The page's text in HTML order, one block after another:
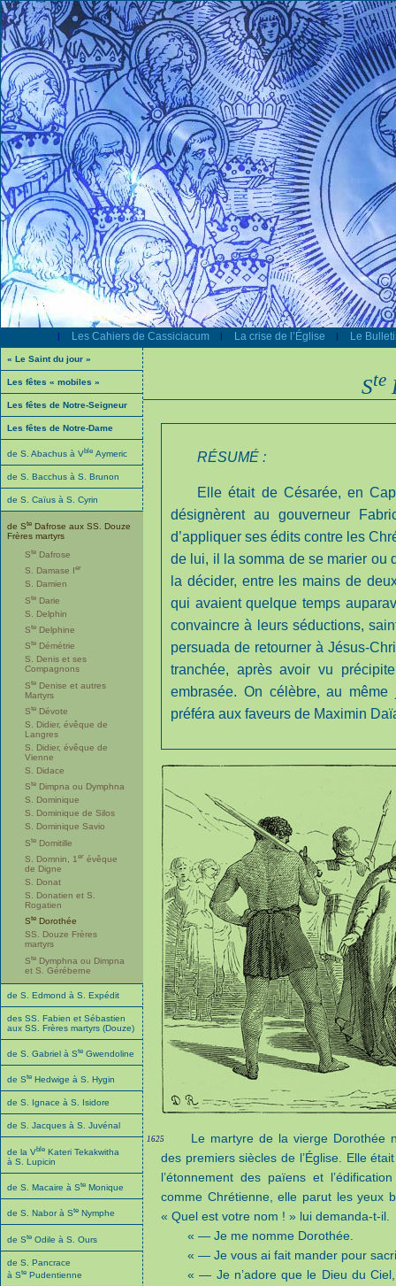
| Les Cahiers de Cassiciacum | La crise de l’Église | Le
« Le Saint du jour »
Les fêtes « mobiles »
Les fêtes de Notre-Seigneur
Les fêtes de Notre-Dame
de S. Abachus à Vble Aymeric
de S. Bacchus à S. Brunon
de S. Caïus à S. Cyrin
de Ste Dafrose aux SS. Douze
Frères martyrs
Ste Dafrose
S. Damase Ier
S. Damien
Ste Darie
S. Delphin
Ste Delphine
Ste Démétrie
S. Denis et ses
Compagnons
Ste Denise et autres
Martyrs
Ste Dévote
S. Didier, évêque de
Langres
S. Didier, évêque de
Vienne
S. Didace
Ste Dimpna ou Dymphna
S. Dominique
S. Dominique de Silos
S. Dominique Savio
Ste Domitille
S. Domnin, 1 er évêque
de Digne
S. Donat
S. Donatien et S.
Rogatien
Ste Dorothée
SS. Douze Frères
martyrs
Ste Dymphna ou Dimpna
et S. Géréberne
de S. Edmond à S. Expédit
des SS. Fabien et Sébastien
aux SS. Frères martyrs (Douze)
de S. Gabriel à Ste Gwendoline
de Ste Hedwige à S. Hygin
de S. Ignace à S. Isidore
de S. Jacques à S. Juvénal
de la Vble Kateri Tekakwitha
à S. Lupicin
de S. Macaire à Ste Monique
de S. Nabor à Ste Nymphe
de Ste Odile à S. Ours
de S. Pancrace
à Ste Pudentienne
Ste
RÉSUMÉ :
Elle était de Césarée, en
désignèrent au gouverneur
d’appliquer ses édits contre les
de lui, il la somma de se marier ou
la décider, entre les mains de
qui avaient quelque temps
convaincre à leurs séductions,
persuada de retourner à Jésus-
tranchée, après avoir vu
embrasée. On célèbre, au
préféra aux faveurs de Maximin
1625
Le martyre de la vierge Dorothée
des premiers siècles de l’Église. Elle
l’étonnement des païens et
comme Chrétienne, elle parut les yeux
« Quel est votre nom ! » lui demanda-t-il.
« — Je me nomme Dorothée.
« — Je vous ai fait mander pour
« — Je n’adore que le Dieu du